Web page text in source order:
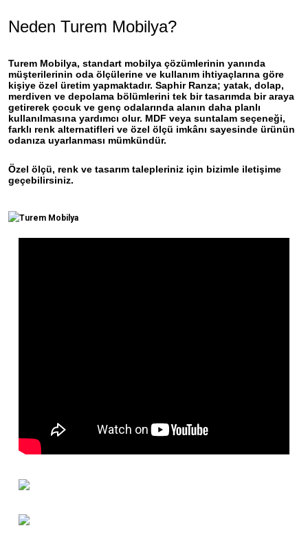
Neden Turem Mobilya?
Turem Mobilya, standart mobilya çözümlerinin yanında
müşterilerinin oda ölçülerine ve kullanım ihtiyaçlarına göre
kişiye özel üretim yapmaktadır. Saphir Ranza; yatak, dolap,
merdiven ve depolama bölümlerini tek bir tasarımda bir araya
getirerek çocuk ve genç odalarında alanın daha planlı
kullanılmasına yardımcı olur. MDF veya suntalam seçeneği,
farklı renk alternatifleri ve özel ölçü imkânı sayesinde ürünün
odanıza uyarlanması mümkündür.
Özel ölçü, renk ve tasarım talepleriniz için bizimle iletişime
geçebilirsiniz.